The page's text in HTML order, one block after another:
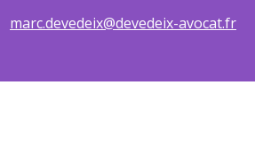
marc.devedeix@devedeix-avocat.fr